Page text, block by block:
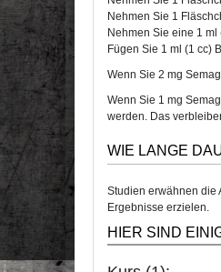
Nehmen Sie 1
Nehmen Sie eine 1
Fügen Sie 1 ml (1 cc)
Wenn Sie 2 mg
Wenn Sie 1 mg
werden. Das
WIE LANGE
Studien erwähnen die
Ergebnisse erzielen.
HIER SIND